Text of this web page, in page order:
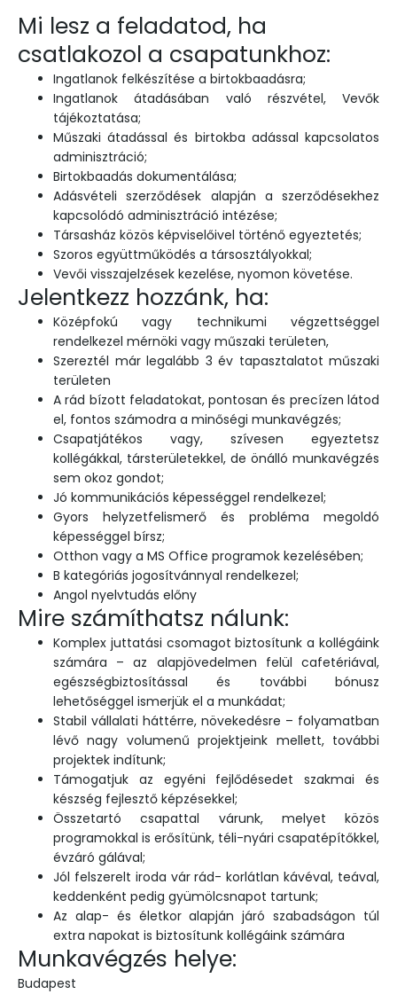
Mi lesz a feladatod, ha
csatlakozol a csapatunkhoz:
Ingatlanok felkészítése a birtokbaadásra;
Ingatlanok átadásában való részvétel, Vevők
tájékoztatása;
Műszaki átadással és birtokba adással kapcsolatos
adminisztráció;
Birtokbaadás dokumentálása;
Adásvételi szerződések alapján a szerződésekhez
kapcsolódó adminisztráció intézése;
Társasház közös képviselőivel történő egyeztetés;
Szoros együttműködés a társosztályokkal;
Vevői visszajelzések kezelése, nyomon követése.
Jelentkezz hozzánk, ha:
Középfokú vagy technikumi végzettséggel
rendelkezel mérnöki vagy műszaki területen,
Szereztél már legalább 3 év tapasztalatot műszaki
területen
A rád bízott feladatokat, pontosan és precízen látod
el, fontos számodra a minőségi munkavégzés;
Csapatjátékos vagy, szívesen egyeztetsz
kollégákkal, társterületekkel, de önálló munkavégzés
sem okoz gondot;
Jó kommunikációs képességgel rendelkezel;
Gyors helyzetfelismerő és probléma megoldó
képességgel bírsz;
Otthon vagy a MS Office programok kezelésében;
B kategóriás jogosítvánnyal rendelkezel;
Angol nyelvtudás előny
Mire számíthatsz nálunk:
Komplex juttatási csomagot biztosítunk a kollégáink
számára – az alapjövedelmen felül cafetériával,
egészségbiztosítással és további bónusz
lehetőséggel ismerjük el a munkádat;
Stabil vállalati háttérre, növekedésre – folyamatban
lévő nagy volumenű projektjeink mellett, további
projektek indítunk;
Támogatjuk az egyéni fejlődésedet szakmai és
készség fejlesztő képzésekkel;
Összetartó csapattal várunk, melyet közös
programokkal is erősítünk, téli-nyári csapatépítőkkel,
évzáró gálával;
Jól felszerelt iroda vár rád- korlátlan kávéval, teával,
keddenként pedig gyümölcsnapot tartunk;
Az alap- és életkor alapján járó szabadságon túl
extra napokat is biztosítunk kollégáink számára
Munkavégzés helye:
Budapest